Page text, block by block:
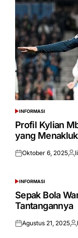
POSTED
IN
INFORMASI
Profil Kylian
yang
Posted
Oktober 6, 2025
POSTED
IN
INFORMASI
Sepak Bola
Tantangannya
Posted
Agustus 21, 2025